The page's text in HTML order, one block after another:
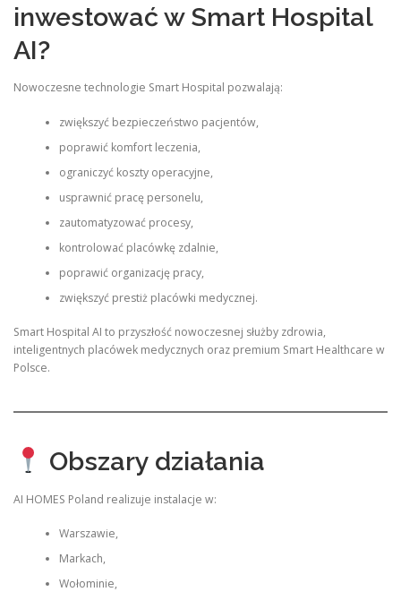
inwestować w Smart Hospital
AI?
Nowoczesne technologie Smart Hospital pozwalają:
zwiększyć bezpieczeństwo pacjentów,
poprawić komfort leczenia,
ograniczyć koszty operacyjne,
usprawnić pracę personelu,
zautomatyzować procesy,
kontrolować placówkę zdalnie,
poprawić organizację pracy,
zwiększyć prestiż placówki medycznej.
Smart Hospital AI to przyszłość nowoczesnej służby zdrowia,
inteligentnych placówek medycznych oraz premium Smart Healthcare w
Polsce.
Obszary działania
AI HOMES Poland realizuje instalacje w:
Warszawie,
Markach,
Wołominie,